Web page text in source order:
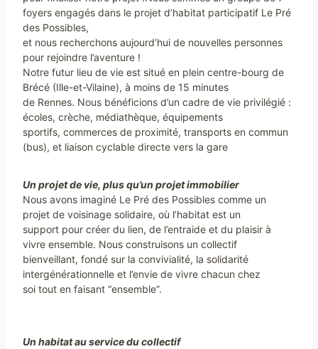
foyers engagés dans le projet d’habitat participatif Le Pré
des Possibles,
et nous recherchons aujourd’hui de nouvelles personnes
pour rejoindre l’aventure !
Notre futur lieu de vie est situé en plein centre-bourg de
Brécé (Ille-et-Vilaine), à moins de 15 minutes
de Rennes. Nous bénéficions d’un cadre de vie privilégié :
écoles, crèche, médiathèque, équipements
sportifs, commerces de proximité, transports en commun
(bus), et liaison cyclable directe vers la gare
Un projet de vie, plus qu’un projet immobilier
Nous avons imaginé Le Pré des Possibles comme un
projet de voisinage solidaire, où l’habitat est un
support pour créer du lien, de l’entraide et du plaisir à
vivre ensemble. Nous construisons un collectif
bienveillant, fondé sur la convivialité, la solidarité
intergénérationnelle et l’envie de vivre chacun chez
soi tout en faisant “ensemble”.
Un habitat au service du collectif